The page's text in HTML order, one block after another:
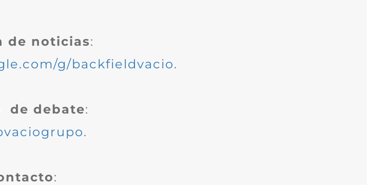
de noticias:
g/backfieldvacio.
de debate:
.
: